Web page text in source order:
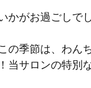
かがお過ごしで
の季節は、わん
当サロンの特別